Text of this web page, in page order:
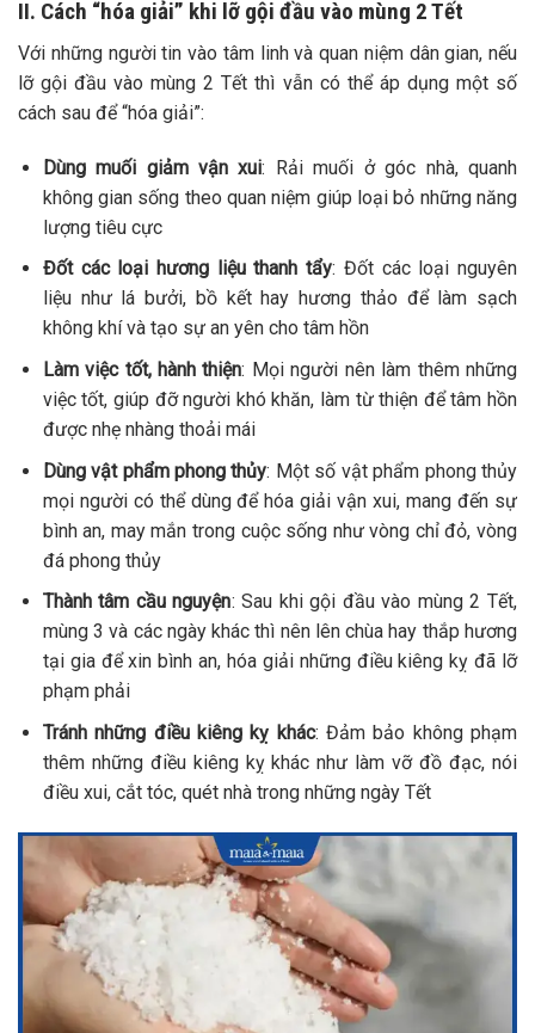
II. Cách “hóa giải” khi lỡ gội đầu vào mùng 2 Tết
Với những người tin vào tâm linh và quan niệm dân gian, nếu
lỡ gội đầu vào mùng 2 Tết thì vẫn có thể áp dụng một số
cách sau để “hóa giải”:
Dùng muối giảm vận xui: Rải muối ở góc nhà, quanh
không gian sống theo quan niệm giúp loại bỏ những năng
lượng tiêu cực
Đốt các loại hương liệu thanh tẩy: Đốt các loại nguyên
liệu như lá bưởi, bồ kết hay hương thảo để làm sạch
không khí và tạo sự an yên cho tâm hồn
Làm việc tốt, hành thiện: Mọi người nên làm thêm những
việc tốt, giúp đỡ người khó khăn, làm từ thiện để tâm hồn
được nhẹ nhàng thoải mái
Dùng vật phẩm phong thủy: Một số vật phẩm phong thủy
mọi người có thể dùng để hóa giải vận xui, mang đến sự
bình an, may mắn trong cuộc sống như vòng chỉ đỏ, vòng
đá phong thủy
Thành tâm cầu nguyện: Sau khi gội đầu vào mùng 2 Tết,
mùng 3 và các ngày khác thì nên lên chùa hay thắp hương
tại gia để xin bình an, hóa giải những điều kiêng kỵ đã lỡ
phạm phải
Tránh những điều kiêng kỵ khác: Đảm bảo không phạm
thêm những điều kiêng kỵ khác như làm vỡ đồ đạc, nói
điều xui, cắt tóc, quét nhà trong những ngày Tết